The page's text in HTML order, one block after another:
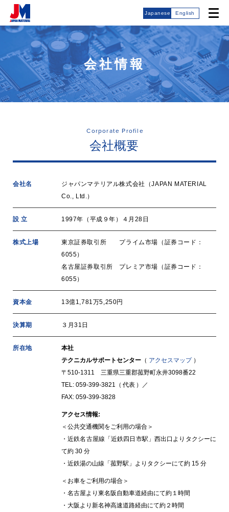
Japanese English
会社情報
Corporate Profile
会社概要
会社名
ジャパンマテリアル株式会社（JAPAN MATERIAL
Co., Ltd.）
設 立 1997年（平成９年）４月28日
株式上場
東京証券取引所 プライム市場（証券コード：
6055）
名古屋証券取引所 プレミア市場（証券コード：
6055）
資本金 13億1,781万5,250円
決算期 ３月31日
所在地
本社
テクニカルサポートセンター （ アクセスマップ）
〒510-1311 三重県三重郡菰野町永井3098番22
TEL: 059-399-3821 （ 代表 ）／
FAX: 059-399-3828
アクセス情報:
＜公共交通機関をご利用の場合＞
・近鉄名古屋線「近鉄四日市駅」西出口よりタクシーに
て約 30 分
・近鉄湯の山線「菰野駅」よりタクシーにて約 15 分
＜お車をご利用の場合＞
・名古屋より東名阪自動車道経由にて約１時間
・大阪より新名神高速道路経由にて約２時間